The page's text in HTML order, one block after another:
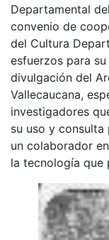
Departamental
convenio de
del Cultura
esfuerzos para
divulgación del
Vallecaucana,
investigadores
su uso y consulta
un colaborador
la tecnología que